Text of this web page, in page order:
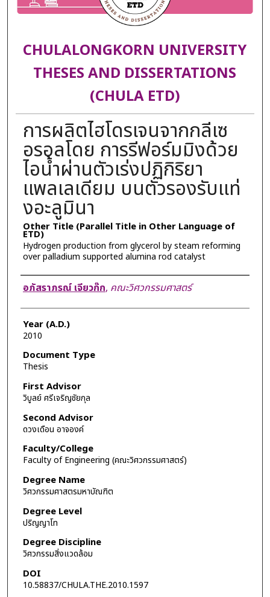
CHULALONGKORN UNIVERSITY
THESES AND DISSERTATIONS
(CHULA ETD)
การผลิตไฮโดรเจนจากกลีเซ
อรอลโดย การรีฟอร์มมิงด้วย
ไอน้ำผ่านตัวเร่งปฏิกิริยา
แพลเลเดียม บนตัวรองรับแท่
งอะลูมินา
Other Title (Parallel Title in Other Language of
ETD)
Hydrogen production from glycerol by steam reforming
over palladium supported alumina rod catalyst
Author
อภัสราภรณ์ เจียวก๊ก, คณะวิศวกรรมศาสตร์
Year (A.D.)
2010
Document Type
Thesis
First Advisor
วิบูลย์ ศรีเจริญชัยกุล
Second Advisor
ดวงเดือน อาจองค์
Faculty/College
Faculty of Engineering (คณะวิศวกรรมศาสตร์)
Degree Name
วิศวกรรมศาสตรมหาบัณฑิต
Degree Level
ปริญญาโท
Degree Discipline
วิศวกรรมสิ่งแวดล้อม
DOI
10.58837/CHULA.THE.2010.1597